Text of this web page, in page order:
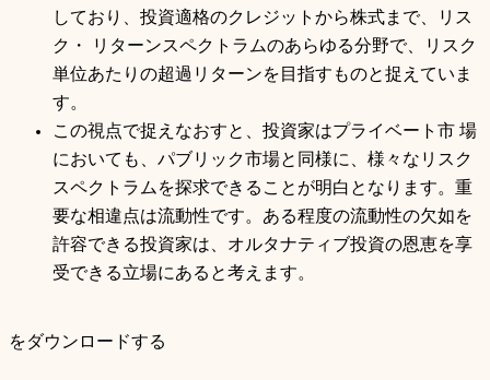
しており、投資適格のクレジットから株式まで、リス
ク・ リターンスペクトラムのあらゆる分野で、リスク
単位あたりの超過リターンを目指すものと捉えていま
す。
この視点で捉えなおすと、投資家はプライベート市 場
においても、パブリック市場と同様に、様々なリスク
スペクトラムを探求できることが明白となります。重
要な相違点は流動性です。ある程度の流動性の欠如を
許容できる投資家は、オルタナティブ投資の恩恵を享
受できる立場にあると考えます。
をダウンロードする